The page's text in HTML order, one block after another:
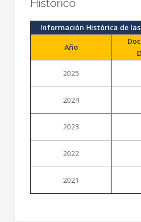
Histórico
Información Histórica de
Año
2025
2024
2023
2022
2021